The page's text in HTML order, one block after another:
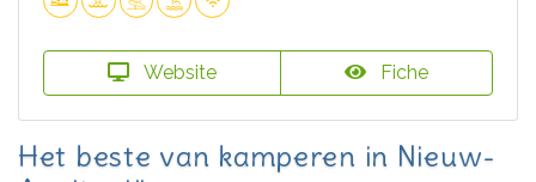
Website Fiche
Het beste van kamperen in Nieuw-